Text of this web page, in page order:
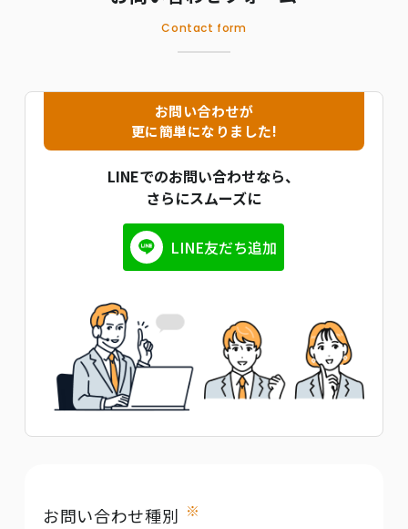
Contact form
お問い合わせが
更に簡単になりました!
LINEでのお問い合わせなら、
さらにスムーズに
LINE友だち追加
お問い合わせ種別 ※